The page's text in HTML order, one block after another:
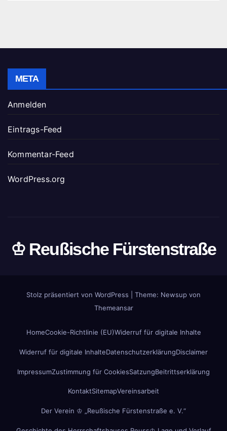
META
Anmelden
Eintrags-Feed
Kommentar-Feed
WordPress.org
♔ Reußische Fürstenstraße
Stolz präsentiert von WordPress
Theme: Newsup von
Themeansar
HomeCookie-Richtlinie (EU)Widerruf für digitale Inhalte
Widerruf für digitale InhalteDatenschutzerklärungDisclaimer
ImpressumZustimmung für CookiesSatzungBeitrittserklärung
KontaktSitemapVereinsarbeit
Der Verein ♔ „Reußische Fürstenstraße e. V.“